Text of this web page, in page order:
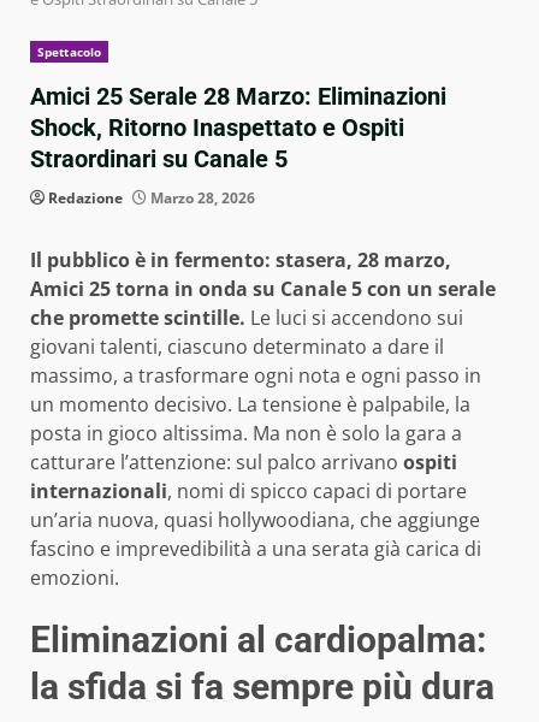
Spettacolo
Amici 25 Serale 28 Marzo: Eliminazioni
Shock, Ritorno Inaspettato e Ospiti
Straordinari su Canale 5
Redazione Marzo 28, 2026
Il pubblico è in fermento: stasera, 28 marzo,
Amici 25 torna in onda su Canale 5 con un serale
che promette scintille. Le luci si accendono sui
giovani talenti, ciascuno determinato a dare il
massimo, a trasformare ogni nota e ogni passo in
un momento decisivo. La tensione è palpabile, la
posta in gioco altissima. Ma non è solo la gara a
catturare l’attenzione: sul palco arrivano ospiti
internazionali, nomi di spicco capaci di portare
un’aria nuova, quasi hollywoodiana, che aggiunge
fascino e imprevedibilità a una serata già carica di
emozioni.
Eliminazioni al cardiopalma:
la sfida si fa sempre più dura